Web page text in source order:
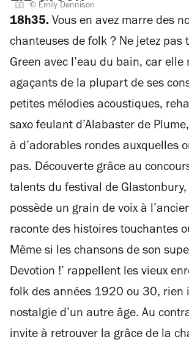
© Emily Dennison
18h35. Vous en avez marre des
chanteuses de folk ? Ne jetez pas
Green avec l’eau du bain, car elle
agaçants de la plupart de ses
petites mélodies acoustiques,
saxo feulant d’Alabaster de
à d’adorables rondes auxquelles
pas. Découverte grâce au
talents du festival de
possède un grain de voix à
raconte des histoires touchantes
Même si les chansons de son
Devotion !’ rappellent les vieux
folk des années 1920 ou 30, rien
nostalgie d’un autre âge. Au
invite à retrouver la grâce de la